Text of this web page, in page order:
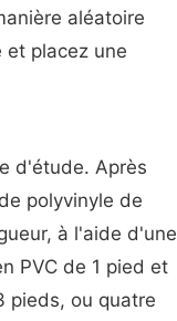
aléatoire
placez une
d'étude. Après
polyvinyle de
à l'aide d'une
PVC de 1 pied et
pieds, ou quatre